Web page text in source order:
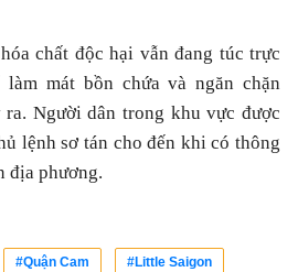
chất độc hại vẫn đang túc trực
mát bồn chứa và ngăn chặn
Người dân trong khu vực được
lệnh sơ tán cho đến khi có thông
địa phương.
#Quận Cam #Little Saigon